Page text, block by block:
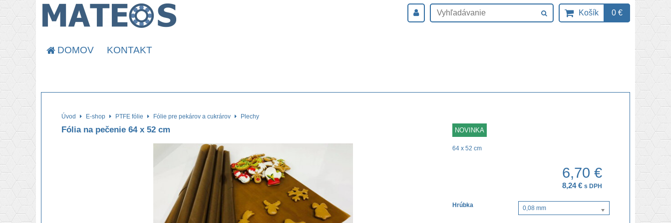
Košík 0 €
DOMOV KONTAKT
Úvod E-shop PTFE fólie Fólie pre pekárov a cukrárov Plechy
Fólia na pečenie 64 x 52 cm NOVINKA
64 x 52 cm
6,70 €
8,24 € s DPH
Hrúbka 0,08 mm